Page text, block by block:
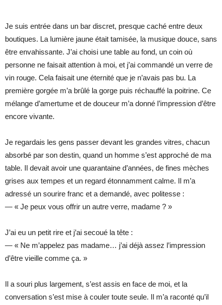
Je suis entrée dans un bar discret, presque caché entre deux
boutiques. La lumière jaune était tamisée, la musique douce, sans
être envahissante. J’ai choisi une table au fond, un coin où
personne ne faisait attention à moi, et j’ai commandé un verre de
vin rouge. Cela faisait une éternité que je n’avais pas bu. La
première gorgée m’a brûlé la gorge puis réchauffé la poitrine. Ce
mélange d’amertume et de douceur m’a donné l’impression d’être
encore vivante.
Je regardais les gens passer devant les grandes vitres, chacun
absorbé par son destin, quand un homme s’est approché de ma
table. Il devait avoir une quarantaine d’années, de fines mèches
grises aux tempes et un regard étonnamment calme. Il m’a
adressé un sourire franc et a demandé, avec politesse :
— « Je peux vous offrir un autre verre, madame ? »
J’ai eu un petit rire et j’ai secoué la tête :
— « Ne m’appelez pas madame… j’ai déjà assez l’impression
d’être vieille comme ça. »
Il a souri plus largement, s’est assis en face de moi, et la
conversation s’est mise à couler toute seule. Il m’a raconté qu’il